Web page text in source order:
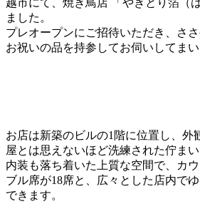
ました。
プレオープンにご招待いただき、さ
お祝いの品を持参してお伺いしてまい
お店は新築のビルの1階に位置し、外
屋とは思えないほど洗練された佇まい
内装も落ち着いた上質な空間で、カ
ブル席が18席と、広々とした店内で
できます。